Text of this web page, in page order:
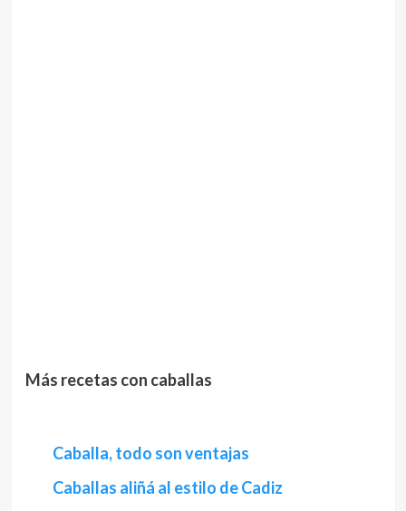
Más recetas con caballas
Caballa, todo son ventajas
Caballas aliñá al estilo de Cadiz